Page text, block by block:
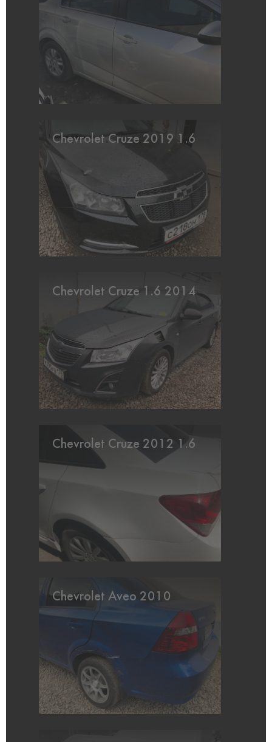
Chevrolet Cruze 2019 1.6
Chevrolet Cruze 1.6 2014
Chevrolet Cruze 2012 1.6
Chevrolet Aveo 2010